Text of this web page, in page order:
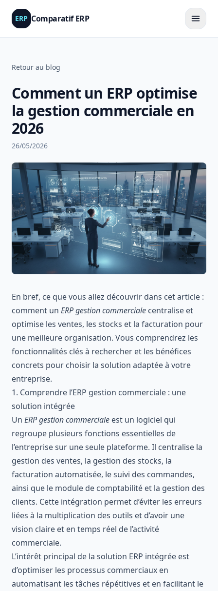
ERP Comparatif ERP
Retour au blog
Comment un ERP optimise
la gestion commerciale en
2026
26/05/2026
En bref, ce que vous allez découvrir dans cet article :
comment un ERP gestion commerciale centralise et
optimise les ventes, les stocks et la facturation pour
une meilleure organisation. Vous comprendrez les
fonctionnalités clés à rechercher et les bénéfices
concrets pour choisir la solution adaptée à votre
entreprise.
1. Comprendre l’ERP gestion commerciale : une
solution intégrée
Un ERP gestion commerciale est un logiciel qui
regroupe plusieurs fonctions essentielles de
l’entreprise sur une seule plateforme. Il centralise la
gestion des ventes, la gestion des stocks, la
facturation automatisée, le suivi des commandes,
ainsi que le module de comptabilité et la gestion des
clients. Cette intégration permet d’éviter les erreurs
liées à la multiplication des outils et d’avoir une
vision claire et en temps réel de l’activité
commerciale.
L’intérêt principal de la solution ERP intégrée est
d’optimiser les processus commerciaux en
automatisant les tâches répétitives et en facilitant le